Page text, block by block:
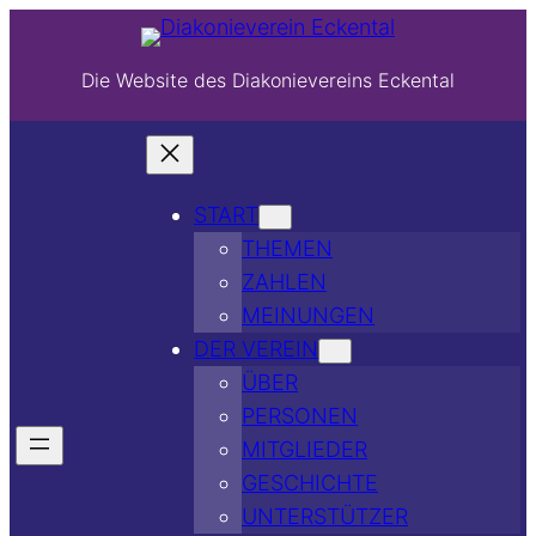
Die Website des Diakonievereins Eckental
START
THEMEN
ZAHLEN
MEINUNGEN
DER VEREIN
ÜBER
PERSONEN
MITGLIEDER
GESCHICHTE
UNTERSTÜTZER